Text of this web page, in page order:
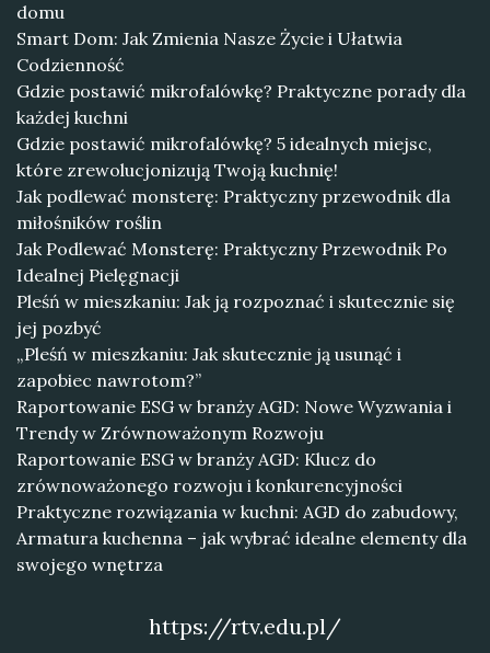
domu
Smart Dom: Jak Zmienia Nasze Życie i Ułatwia
Codzienność
Gdzie postawić mikrofalówkę? Praktyczne porady dla
każdej kuchni
Gdzie postawić mikrofalówkę? 5 idealnych miejsc,
które zrewolucjonizują Twoją kuchnię!
Jak podlewać monsterę: Praktyczny przewodnik dla
miłośników roślin
Jak Podlewać Monsterę: Praktyczny Przewodnik Po
Idealnej Pielęgnacji
Pleśń w mieszkaniu: Jak ją rozpoznać i skutecznie się
jej pozbyć
„Pleśń w mieszkaniu: Jak skutecznie ją usunąć i
zapobiec nawrotom?”
Raportowanie ESG w branży AGD: Nowe Wyzwania i
Trendy w Zrównoważonym Rozwoju
Raportowanie ESG w branży AGD: Klucz do
zrównoważonego rozwoju i konkurencyjności
Praktyczne rozwiązania w kuchni: AGD do zabudowy,
Armatura kuchenna – jak wybrać idealne elementy dla
swojego wnętrza
https://rtv.edu.pl/